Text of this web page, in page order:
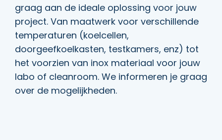
graag aan de ideale oplossing voor jouw
project. Van maatwerk voor verschillende
temperaturen (koelcellen,
doorgeefkoelkasten, testkamers, enz) tot
het voorzien van inox materiaal voor jouw
labo of cleanroom. We informeren je graag
over de mogelijkheden.